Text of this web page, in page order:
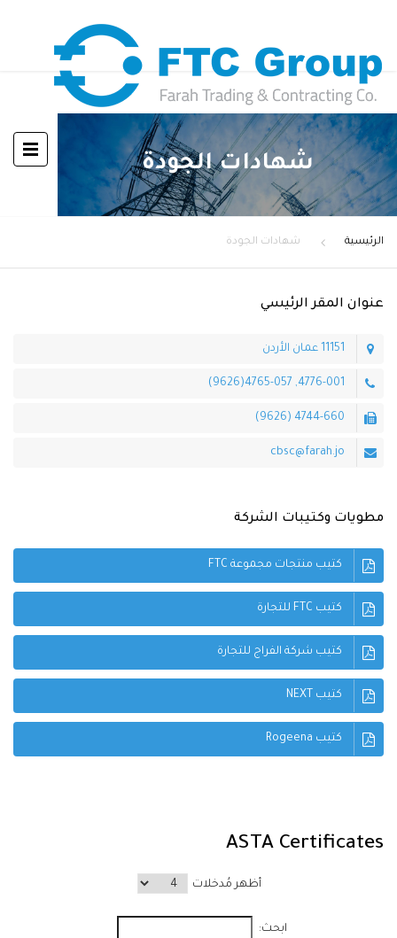
شهادات الجودة
الرئيسية شهادات الجودة
عنوان المقر الرئيسي
11151 عمان الأردن
4776-001, 4765-057(9626)
4744-660 (9626)
cbsc@farah.jo
مطويات وكتيبات الشركة
كتيب منتجات مجموعة FTC
كتيب FTC للتجارة
كتيب شركة الفراج للتجارة
كتيب NEXT
كتيب Rogeena
ASTA Certificates
أظهر مُدخلات
ابحث: